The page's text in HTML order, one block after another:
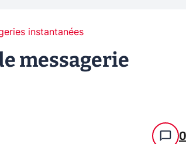
instantanées
messagerie
0